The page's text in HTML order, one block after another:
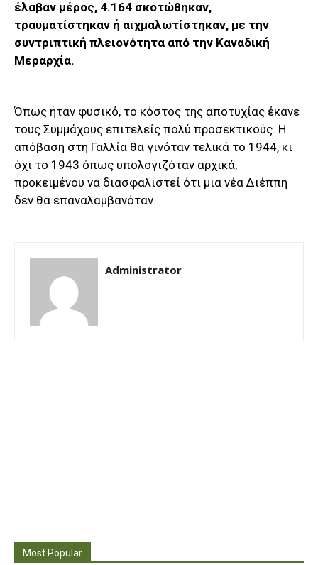
έλαβαν μέρος, 4.164 σκοτώθηκαν,
τραυματίστηκαν ή αιχμαλωτίστηκαν, με την
συντριπτική πλειονότητα από την Καναδική
Μεραρχία.
Όπως ήταν φυσικό, το κόστος της αποτυχίας έκανε
τους Συμμάχους επιτελείς πολύ προσεκτικούς. Η
απόβαση στη Γαλλία θα γινόταν τελικά το 1944, κι
όχι το 1943 όπως υπολογιζόταν αρχικά,
προκειμένου να διασφαλιστεί ότι μια νέα Διέππη
δεν θα επαναλαμβανόταν.
Administrator
Most Popular